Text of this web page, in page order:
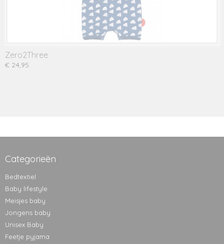
Zero2Three
€ 24,95
Categorieën
Bedtextiel
Baby lifestyle
Meisjes baby
Jongens baby
Unisex Baby
Feetje pyjama